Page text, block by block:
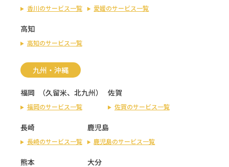
香川のサービス一覧 愛媛のサービス一覧
高知
高知のサービス一覧
九州・沖縄
福岡 （久留米、 北九州）
福岡のサービス一覧
佐賀
佐賀のサービス一覧
長崎
長崎のサービス一覧
鹿児島
鹿児島のサービス一覧
熊本 大分